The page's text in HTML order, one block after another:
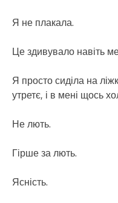
Я не плакала.
Це здивувало навіть
Я просто сиділа на
утретє, і в мені щось
Не лють.
Гірше за лють.
Ясність.